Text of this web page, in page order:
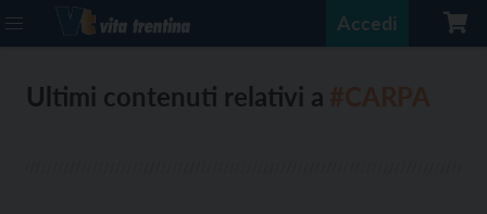
Accedi
Ultimi contenuti relativi a